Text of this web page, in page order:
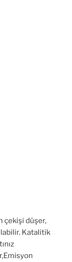
çekişi düşer,
Katalitik